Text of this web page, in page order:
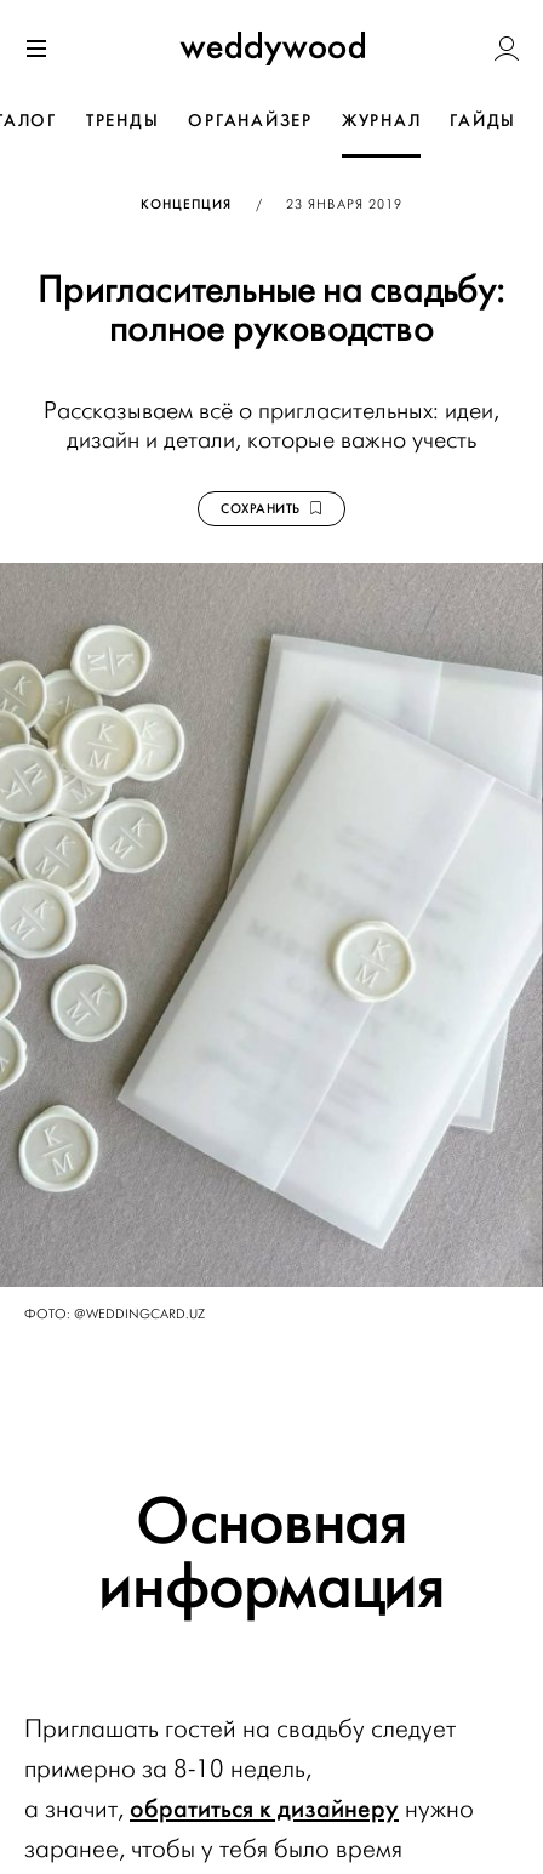
к содержанию
Weddywood
ТРЕНДЫ ОРГАНАЙЗЕР ЖУРНАЛ ГАЙДЫ
КОНЦЕПЦИЯ / ОПУБЛИКОВАНО
23 ЯНВАРЯ 2019
Пригласительные на свадьбу:
полное руководство
Рассказываем всё о пригласительных: идеи,
дизайн и детали, которые важно учесть
СОХРАНИТЬ
ФОТО: @WEDDINGCARD.UZ
Основная
информация
Приглашать гостей на свадьбу следует
примерно за 8-10 недель,
а значит, обратиться к дизайнеру нужно
заранее, чтобы у тебя было время